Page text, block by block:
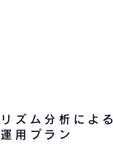
ズム分析による
用プラン